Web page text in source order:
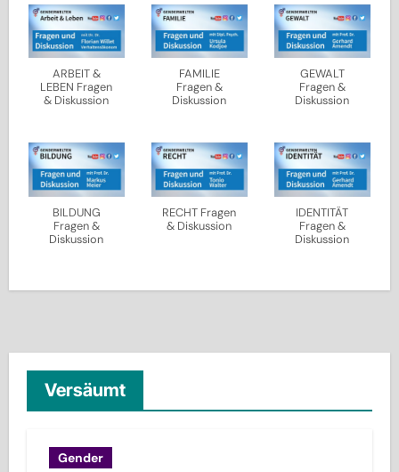
ARBEIT &
LEBEN Fragen
& Diskussion
FAMILIE
Fragen &
Diskussion
GEWALT
Fragen &
Diskussion
BILDUNG
Fragen &
Diskussion
RECHT Fragen
& Diskussion
IDENTITÄT
Fragen &
Diskussion
Versäumt
Gender